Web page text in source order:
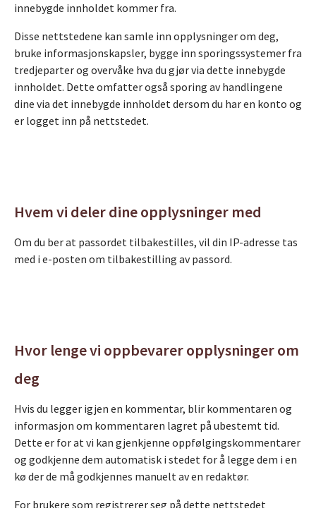
innebygde innholdet kommer fra.
Disse nettstedene kan samle inn opplysninger om deg,
bruke informasjonskapsler, bygge inn sporingssystemer fra
tredjeparter og overvåke hva du gjør via dette innebygde
innholdet. Dette omfatter også sporing av handlingene
dine via det innebygde innholdet dersom du har en konto og
er logget inn på nettstedet.
Hvem vi deler dine opplysninger med
Om du ber at passordet tilbakestilles, vil din IP-adresse tas
med i e-posten om tilbakestilling av passord.
Hvor lenge vi oppbevarer opplysninger om
deg
Hvis du legger igjen en kommentar, blir kommentaren og
informasjon om kommentaren lagret på ubestemt tid.
Dette er for at vi kan gjenkjenne oppfølgingskommentarer
og godkjenne dem automatisk i stedet for å legge dem i en
kø der de må godkjennes manuelt av en redaktør.
For brukere som registrerer seg på dette nettstedet